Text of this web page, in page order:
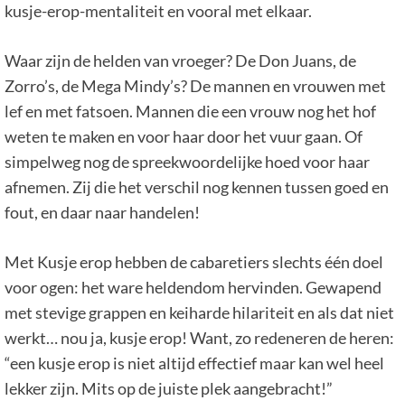
kusje-erop-mentaliteit en vooral met elkaar.
Waar zijn de helden van vroeger? De Don Juans, de
Zorro’s, de Mega Mindy’s? De mannen en vrouwen met
lef en met fatsoen. Mannen die een vrouw nog het hof
weten te maken en voor haar door het vuur gaan. Of
simpelweg nog de spreekwoordelijke hoed voor haar
afnemen. Zij die het verschil nog kennen tussen goed en
fout, en daar naar handelen!
Met Kusje erop hebben de cabaretiers slechts één doel
voor ogen: het ware heldendom hervinden. Gewapend
met stevige grappen en keiharde hilariteit en als dat niet
werkt… nou ja, kusje erop! Want, zo redeneren de heren:
“een kusje erop is niet altijd effectief maar kan wel heel
lekker zijn. Mits op de juiste plek aangebracht!”